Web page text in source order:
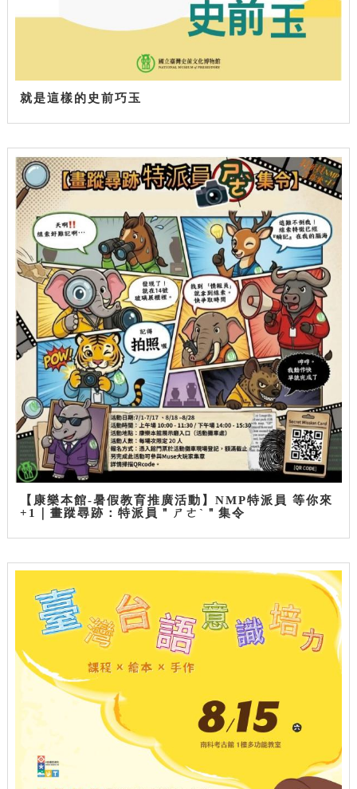
就是這樣的史前巧玉
【康樂本館-暑假教育推廣活動】NMP特派員 等你來
+1｜畫蹤尋跡：特派員＂ㄕㄜˋ＂集令